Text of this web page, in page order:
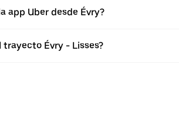
app Uber desde Évry?
Évry - Lisses?